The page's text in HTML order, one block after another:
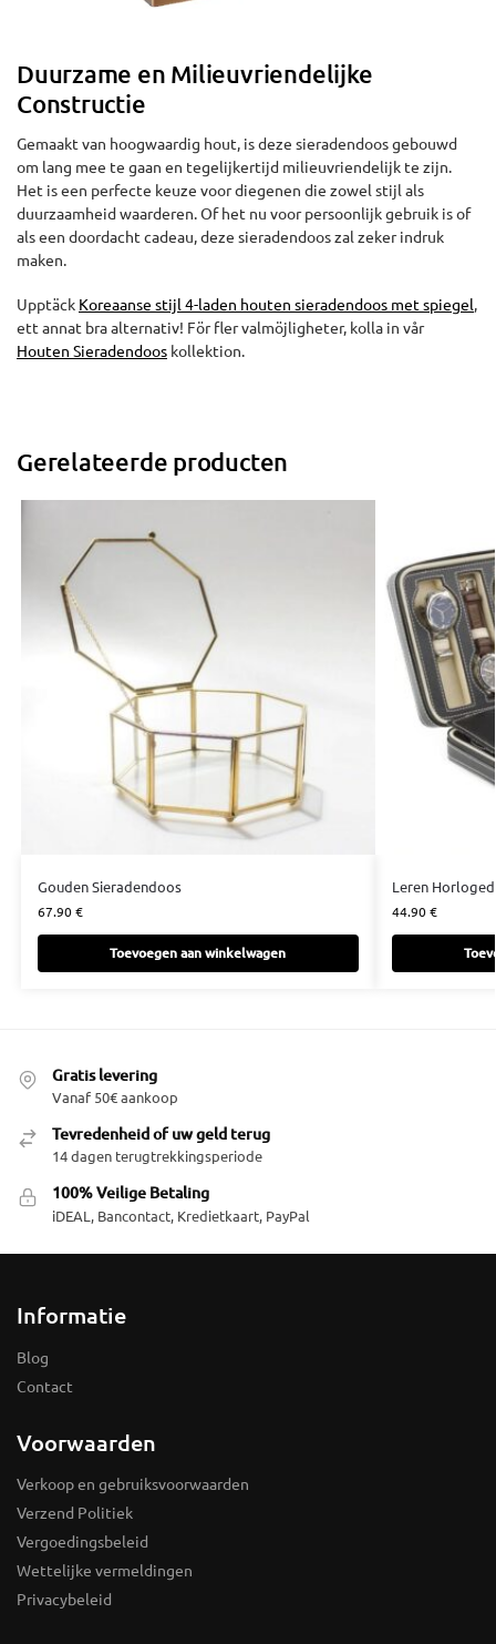
Duurzame en Milieuvriendelijke
Constructie
Gemaakt van hoogwaardig hout, is deze sieradendoos gebouwd
om lang mee te gaan en tegelijkertijd milieuvriendelijk te zijn.
Het is een perfecte keuze voor diegenen die zowel stijl als
duurzaamheid waarderen. Of het nu voor persoonlijk gebruik is of
als een doordacht cadeau, deze sieradendoos zal zeker indruk
maken.
Upptäck Koreaanse stijl 4-laden houten sieradendoos met spiegel,
ett annat bra alternativ! För fler valmöjligheter, kolla in vår
Houten Sieradendoos kollektion.
Gerelateerde producten
Gouden Sieradendoos
67.90€
Toevoegen aan winkelwagen
Leren
44.90€
Gratis levering
Vanaf 50€ aankoop
Tevredenheid of uw geld terug
14 dagen terugtrekkingsperiode
100% Veilige Betaling
iDEAL, Bancontact, Kredietkaart, PayPal
Informatie
Blog
Contact
Voorwaarden
Verkoop en gebruiksvoorwaarden
Verzend Politiek
Vergoedingsbeleid
Wettelijke vermeldingen
Privacybeleid